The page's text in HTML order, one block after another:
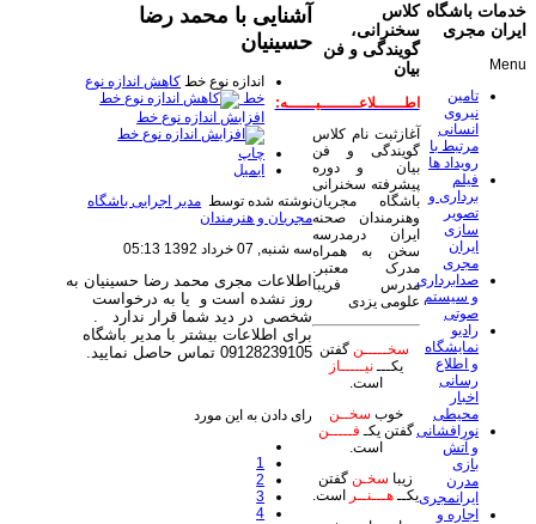
آشنایی با محمد رضا
حسینیان
اندازه نوع خط کاهش اندازه نوع
خط
افزایش اندازه نوع خط
چاپ
ایمیل
نوشته شده توسط مدیر اجرایی باشگاه
مجریان و هنرمندان
سه شنبه, 07 خرداد 1392 05:13
اطلاعات مجری محمد رضا حسینیان به
روز نشده است و یا به درخواست
شخصی در دید شما قرار ندارد
.
برای اطلاعات بیشتر با مدیر باشگاه
09128239105 تماس حاصل نمایید.
رای دادن به این مورد
1
2
3
4
کلاس
سخنرانی،
گویندگی و فن
بیان
اطــــــلاعــــــــیــــــه:
آغازثبت نام کلاس
گویندگی و فن
بیان و دوره
پیشرفته سخنرانی
باشگاه مجریان
وهنرمندان صحنه
ایران درمدرسه
سخن به همراه
مدرک معتبر.
مدرس فریبا
علومی یزدی
سخـــــن گفتن
یکـــنیـــــاز
است.
خوب سخــن
گفتن یکـ فـــــن
است.
زیبا سخـنگفتن
یکــهـــنــر
است.
خدمات باشگاه
ایران مجری
Menu
تامین
نیروی
انسانی
مرتبط با
رویداد ها
فیلم
برداری و
تصویر
سازی
ایران
مجری
صدابرداری
و سیستم
صوتی
رادیو
نمایشگاه
و اطلاع
رسانی
اخبار
محیطی
نورافشانی
و آتش
بازی
مدرن
ایرانمجری
اجاره و